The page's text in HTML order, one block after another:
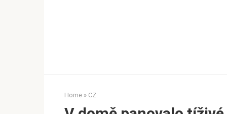
Home » CZ